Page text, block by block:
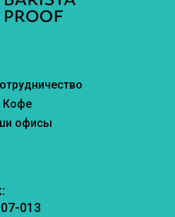
Кофе
офисы
013